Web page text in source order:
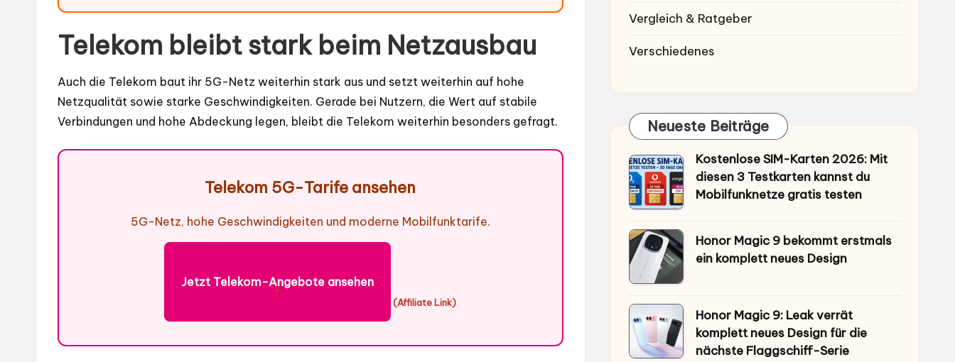
Telekom bleibt stark beim Netzausbau
Auch die Telekom baut ihr 5G-Netz weiterhin stark aus und setzt weiterhin auf hohe
Netzqualität sowie starke Geschwindigkeiten. Gerade bei Nutzern, die Wert auf stabile
Verbindungen und hohe Abdeckung legen, bleibt die Telekom weiterhin besonders gefragt.
Telekom 5G-Tarife ansehen
5G-Netz, hohe Geschwindigkeiten und moderne Mobilfunktarife.
Jetzt Telekom-Angebote ansehen
*
(Affiliate Link)
Vergleich & Ratgeber
Verschiedenes
Neueste Beiträge
Kostenlose SIM-Karten 2026: Mit
diesen 3 Testkarten kannst du
Mobilfunknetze gratis testen
Honor Magic 9 bekommt erstmals
ein komplett neues Design
Honor Magic 9: Leak verrät
komplett neues Design für die
nächste Flaggschiff-Serie